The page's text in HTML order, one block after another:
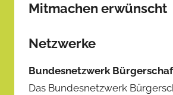
Mitmachen erwünscht
Netzwerke
Bundesnetzwerk
Das Bundesnetzwerk